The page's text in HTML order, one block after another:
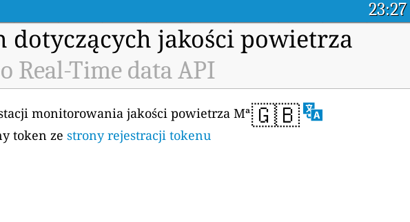
23:27
jakości powietrza
Real-Time data API
🇬🇧
monitorowania jakości powietrza Mª
token ze strony rejestracji tokenu